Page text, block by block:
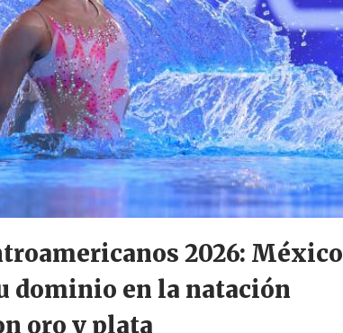
2026: México
dominio en la natación
oro y plata